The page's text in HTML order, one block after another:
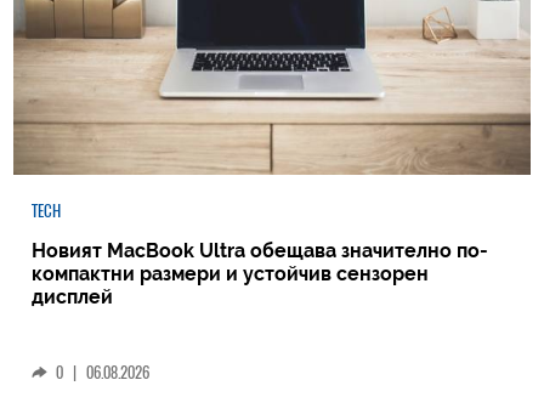
TECH
Новият MacBook Ultra обещава значително по-
компактни размери и устойчив сензорен
дисплей
0 06.08.2026